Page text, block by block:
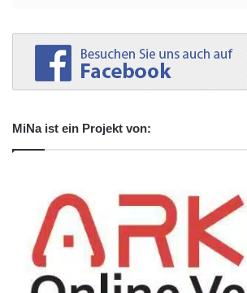
MiNa ist ein Projekt von: